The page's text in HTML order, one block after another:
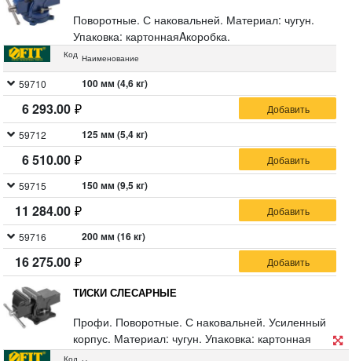
Поворотные. С наковальней. Материал: чугун.
Упаковка: картоннаяAкоробка.
Код Наименование
59710 100 мм (4,6 кг)
6 293.00
59712 125 мм (5,4 кг)
6 510.00
59715 150 мм (9,5 кг)
11 284.00
59716 200 мм (16 кг)
16 275.00
ТИСКИ СЛЕСАРНЫЕ
Профи. Поворотные. С наковальней. Усиленный
корпус. Материал: чугун. Упаковка: картонная
коробка.
Код